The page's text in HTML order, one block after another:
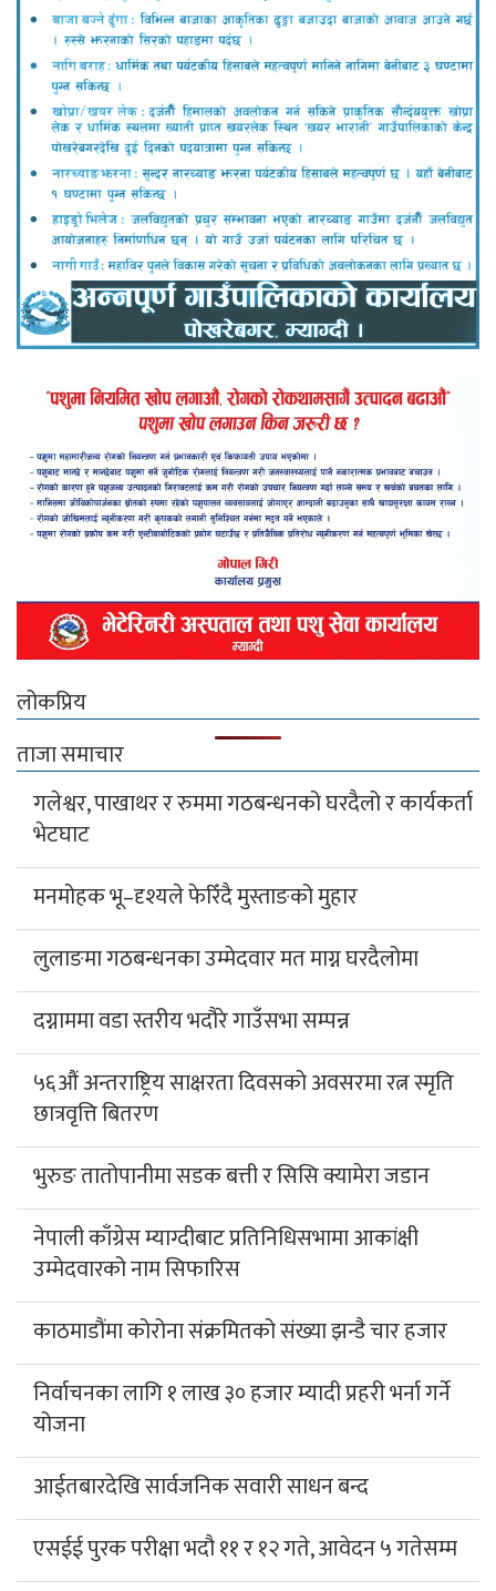
लोकप्रिय
ताजा समाचार
गलेश्वर, पाखाथर र रुममा गठबन्धनको घरदैलो र कार्यकर्ता
भेटघाट
मनमोहक भू–दृश्यले फेरिँदै मुस्ताङको मुहार
लुलाङमा गठबन्धनका उम्मेदवार मत माग्न घरदैलोमा
दग्नाममा वडा स्तरीय भदौरे गाउँसभा सम्पन्न
५६औं अन्तराष्ट्रिय साक्षरता दिवसको अवसरमा रत्न स्मृति
छात्रवृत्ति बितरण
भुरुङ तातोपानीमा सडक बत्ती र सिसि क्यामेरा जडान
नेपाली काँग्रेस म्याग्दीबाट प्रतिनिधिसभामा आकांक्षी
उम्मेदवारको नाम सिफारिस
काठमाडौंमा कोरोना संक्रमितको संख्या झन्डै चार हजार
निर्वाचनका लागि १ लाख ३० हजार म्यादी प्रहरी भर्ना गर्ने
योजना
आईतबारदेखि सार्वजनिक सवारी साधन बन्द
एसईई पुरक परीक्षा भदौ ११ र १२ गते, आवेदन ५ गतेसम्म